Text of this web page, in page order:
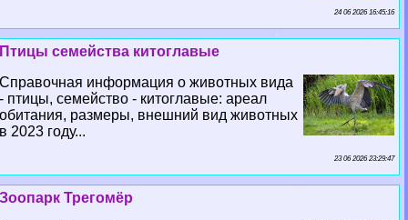
24 06 2026 16:45:16
Птицы семейства китоглавые
Справочная информация о животных вида
- птицы, семейство - китоглавые: ареал
обитания, размеры, внешний вид животных
в 2023 году...
23 06 2026 23:29:47
Зоопарк Трегомёр